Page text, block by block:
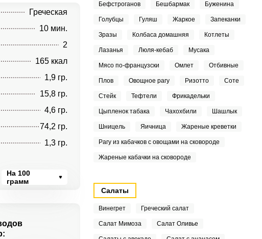
Греческая
10 мин.
2
165 ккал
1,9 гр.
15,8 гр.
4,6 гр.
74,2 гр.
1,3 гр.
На 100
грамм
Бефстроганов Бешбармак Буженина
Голубцы Гуляш Жаркое Запеканки
Зразы Колбаса домашняя Котлеты
Лазанья Люля-кебаб Мусака
Мясо по-французски Омлет Отбивные
Плов Овощное рагу Ризотто Соте
Стейк Тефтели Фрикадельки
Цыпленок табака Чахохбили Шашлык
Шницель Яичница Жареные креветки
Рагу из кабачков с овощами на сковороде
Жареные кабачки на сковороде
Салаты
Винегрет Греческий салат
Салат Мимоза Салат Оливье